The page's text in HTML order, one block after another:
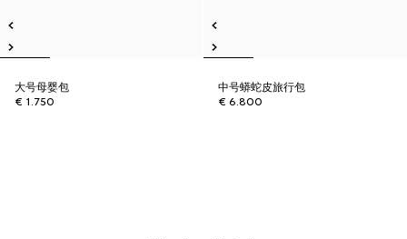
大号母婴包
€ 1.750
中号蟒蛇皮旅行包
€ 6.800